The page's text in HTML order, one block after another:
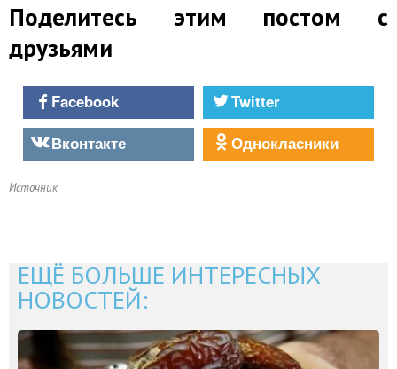
Поделитесь этим постом с
друзьями
Facebook
Twitter
Вконтакте
Однокласники
Источник
ЕЩЁ БОЛЬШЕ ИНТЕРЕСНЫХ
НОВОСТЕЙ: